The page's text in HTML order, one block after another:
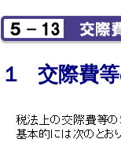
１ 交際費